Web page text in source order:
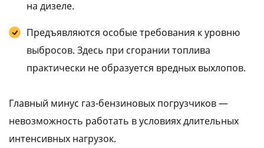
на дизеле.
Предъявляются особые требования к уровню
выбросов. Здесь при сгорании топлива
практически не образуется вредных выхлопов.
Главный минус газ-бензиновых погрузчиков —
невозможность работать в условиях длительных
интенсивных нагрузок.